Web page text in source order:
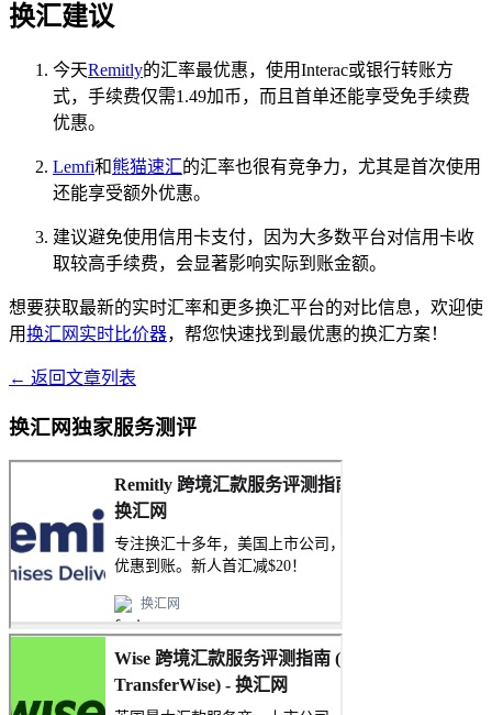
换汇建议
今天Remitly的汇率最优惠，使用Interac或银行转账方
式，手续费仅需1.49加币，而且首单还能享受免手续费
优惠。
Lemfi和熊猫速汇的汇率也很有竞争力，尤其是首次使用
还能享受额外优惠。
建议避免使用信用卡支付，因为大多数平台对信用卡收
取较高手续费，会显著影响实际到账金额。
想要获取最新的实时汇率和更多换汇平台的对比信息，欢迎使
用换汇网实时比价器，帮您快速找到最优惠的换汇方案！
← 返回文章列表
换汇网独家服务测评